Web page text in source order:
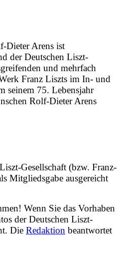
Dieter Arens ist
der Deutschen Liszt-
und mehrfach
Franz Liszts im In- und
seinem 75. Lebensjahr
Rolf-Dieter Arens
Gesellschaft (bzw. Franz-
Mitgliedsgabe ausgereicht
Wenn Sie das Vorhaben
der Deutschen Liszt-
Die Redaktion beantwortet